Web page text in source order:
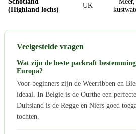
(Highland lochs)
UK
Veelgestelde vragen
Wat zijn de beste packraft
Europa?
Voor beginners zijn de Weerribben en
ideaal. In Belgie is de Ourthe een
Duitsland is de Regge en Niers goed
tochten.